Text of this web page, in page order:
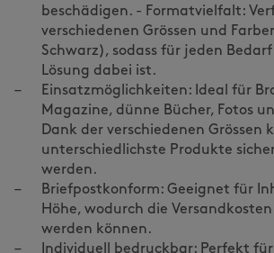
beschädigen. - Formatvielfalt:
verschiedenen Grössen und
Schwarz), sodass für jeden
Lösung dabei ist.
Einsatzmöglichkeiten: Ideal für
Magazine, dünne Bücher, Fotos
Dank der verschiedenen Grössen
unterschiedlichste Produkte
werden.
Briefpostkonform: Geeignet für
Höhe, wodurch die
werden können.
Individuell bedruckbar: Perfekt